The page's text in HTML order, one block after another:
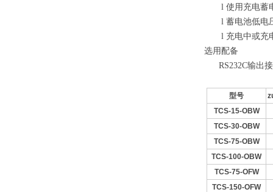
l 使用充电蓄
l 蓄电池低电
l 充电中或充
选用配备
RS232C输出
型号
TCS-15-OBW
TCS-30-OBW
TCS-75-OBW
TCS-100-OBW
TCS-75-OFW
TCS-150-OFW